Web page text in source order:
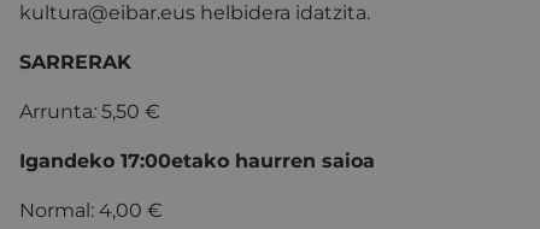
kultura@eibar.eus helbidera idatzita.
SARRERAK
Arrunta: 5,50 €
Igandeko 17:00etako haurren saioa
Normal: 4,00 €